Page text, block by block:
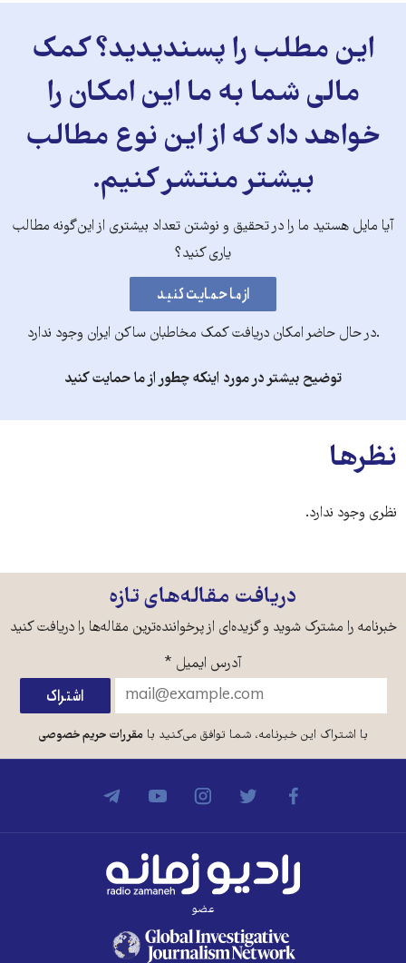
این مطلب را پسندیدید؟ کمک
مالی شما به ما این امکان را
خواهد داد که از این نوع مطالب
بیشتر منتشر کنیم.
آیا مایل هستید ما را در تحقیق و نوشتن تعداد بیشتری از این‌گونه مطالب
یاری کنید؟
.در حال حاضر امکان دریافت کمک مخاطبان ساکن ایران وجود ندارد
توضیح بیشتر در مورد اینکه چطور از ما حمایت کنید
نظرها
نظری وجود ندارد.
دریافت مقاله‌های تازه
خبرنامه را مشترک شوید و گزیده‌ای از پرخواننده‌ترین مقاله‌ها را دریافت کنید
آدرس ایمیل *
با اشتراک این خبرنامه، شما توافق می‌کنید بامقررات حریم خصوصی
عضو